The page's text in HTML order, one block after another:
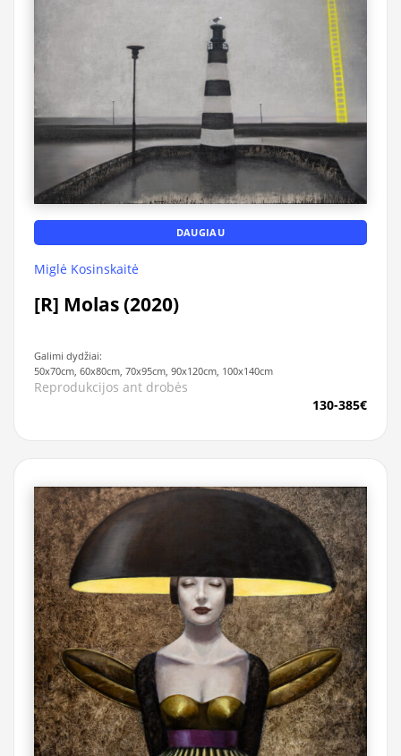
DAUGIAU
Miglė Kosinskaitė
[R] Molas (2020)
Galimi dydžiai:
50x70cm, 60x80cm, 70x95cm, 90x120cm, 100x140cm
Reprodukcijos ant drobės
130-385€